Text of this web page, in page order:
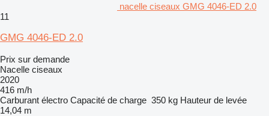
nacelle ciseaux GMG 4046-ED 2.0
11
GMG 4046-ED 2.0
Prix sur demande
Nacelle ciseaux
2020
416 m/h
Carburant électro Capacité de charge 350 kg Hauteur de levée
14,04 m